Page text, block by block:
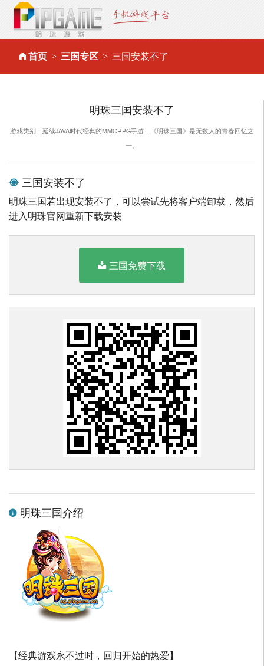
首页 三国专区 三国安装不了
明珠三国安装不了
游戏类别：延续JAVA时代经典的MMORPG手游，《明珠三国》是无数人的青春回忆之
一。
三国安装不了
明珠三国若出现安装不了，可以尝试先将客户端卸载，然后
进入明珠官网重新下载安装
三国免费下载
明珠三国介绍
【经典游戏永不过时，回归开始的热爱】